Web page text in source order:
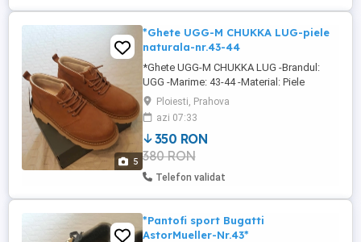
5
*Ghete UGG-M CHUKKA LUG-piele
naturala-nr.43-44
*Ghete UGG-M CHUKKA LUG -Brandul:
UGG -Marime: 43-44 -Material: Piele
naturală (Piele întoarsă) -Interior: lână si
material textil -Talpă: antialunecare din
spumă eva -Culoare: Bej-Camel -Colecție:
Toamnă Iarnă 2025 *Ghetele sunt
noi,provenienta Austria (120eu) *Se pot
vedea in Ploiesti sau trimit ...
Ploiesti, Prahova
azi 07:33
350 RON
380 RON
Telefon validat
*Pantofi sport Bugatti
AstorMueller-Nr.43*